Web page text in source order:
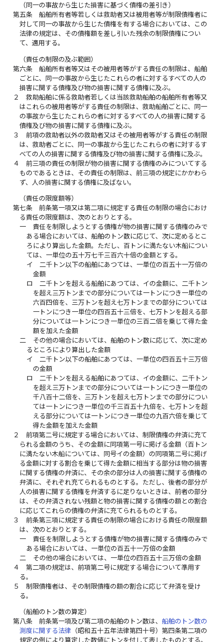
（同一の事故から生じた損害に基づく債権の差引き）
第五条
船舶所有者等若しくは救助者又は被用者等が制限債権者に
対して同一の事故から生じた債権を有する場合においては、この
法律の規定は、その債権額を差し引いた残余の制限債権につい
て、適用する。
（責任の制限の及ぶ範囲）
第六条
船舶所有者等又はその被用者等がする責任の制限は、船舶
ごとに、同一の事故から生じたこれらの者に対するすべての人の
損害に関する債権及び物の損害に関する債権に及ぶ。
２
救助船舶に係る救助者若しくは当該救助船舶の船舶所有者等又
はこれらの被用者等がする責任の制限は、救助船舶ごとに、同一
の事故から生じたこれらの者に対するすべての人の損害に関する
債権及び物の損害に関する債権に及ぶ。
３
前項の救助者以外の救助者又はその被用者等がする責任の制限
は、救助者ごとに、同一の事故から生じたこれらの者に対するす
べての人の損害に関する債権及び物の損害に関する債権に及ぶ。
４
前三項の責任の制限が物の損害に関する債権のみについてする
ものであるときは、その責任の制限は、前三項の規定にかかわら
ず、人の損害に関する債権に及ばない。
（責任の限度額等）
第七条
前条第一項又は第二項に規定する責任の制限の場合におけ
る責任の限度額は、次のとおりとする。
一
責任を制限しようとする債権が物の損害に関する債権のみで
ある場合においては、船舶のトン数に応じて、次に定めるとこ
ろにより算出した金額。ただし、百トンに満たない木船につい
ては、一単位の五十万七千三百六十倍の金額とする。
イ
二千トン以下の船舶にあつては、一単位の百五十一万倍の
金額
ロ
二千トンを超える船舶にあつては、イの金額に、二千トン
を超え三万トンまでの部分については一トンにつき一単位の
六百四倍を、三万トンを超え七万トンまでの部分については
一トンにつき一単位の四百五十三倍を、七万トンを超える部
分については一トンにつき一単位の三百二倍を乗じて得た金
額を加えた金額
二
その他の場合においては、船舶のトン数に応じて、次に定め
るところにより算出した金額
イ
二千トン以下の船舶にあつては、一単位の四百五十三万倍
の金額
ロ
二千トンを超える船舶にあつては、イの金額に、二千トン
を超え三万トンまでの部分については一トンにつき一単位の
千八百十二倍を、三万トンを超え七万トンまでの部分につい
ては一トンにつき一単位の千三百五十九倍を、七万トンを超
える部分については一トンにつき一単位の九百六倍を乗じて
得た金額を加えた金額
２
前項第二号に規定する場合においては、制限債権の弁済に充て
られる金額のうち、その金額に同項第一号に掲げる金額（百トン
に満たない木船については、同号イの金額）の同項第二号に掲げ
る金額に対する割合を乗じて得た金額に相当する部分は物の損害
に関する債権の弁済に、その余の部分は人の損害に関する債権の
弁済に、それぞれ充てられるものとする。ただし、後者の部分が
人の損害に関する債権を弁済するに足りないときは、前者の部分
は、その弁済されない残額と物の損害に関する債権の額との割合
に応じてこれらの債権の弁済に充てられるものとする。
３
前条第三項に規定する責任の制限の場合における責任の限度額
は、次のとおりとする。
一
責任を制限しようとする債権が物の損害に関する債権のみで
ある場合においては、一単位の百五十一万倍の金額
二
その他の場合においては、一単位の四百五十三万倍の金額
４
第二項の規定は、前項第二号に規定する場合について準用す
る。
５
制限債権者は、その制限債権の額の割合に応じて弁済を受け
る。
（船舶のトン数の算定）
第八条
前条第一項及び第二項の船舶のトン数は、船舶のトン数の
測度に関する法律 （昭和五十五年法律第四十号）第四条第二項の
規定の例により算定した数値にトンを付して表したものとする。